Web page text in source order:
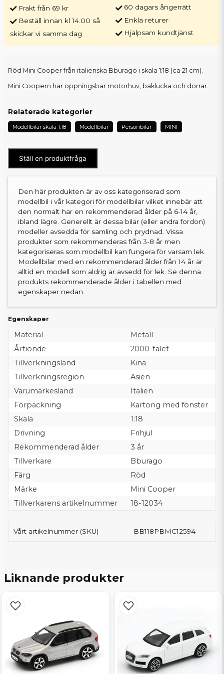
Frakt från 69 kr
Beställ innan kl 14.00 så
skickar vi samma dag
60 dagars ångerrätt
Enkla returer
Hjälpsam kundtjänst
Röd Mini Cooper från italienska Bburago i skala 1:18 (ca 21 cm).
Mini Coopern har öppningsbar motorhuv, baklucka och dörrar.
Relaterade kategorier
Modellbilar skala 1:18 Modellbilar Personbilar MINI
Ställ en produktfråga
Den här produkten är av oss kategoriserad som
modellbil i vår kategori för modellbilar vilket innebär att
den normalt har en rekommenderad ålder på 6-14 år,
ibland lägre. Generellt är dessa bilar (eller andra fordon)
modeller avsedda för samling och prydnad. Vissa
produkter som rekommenderas från 3-8 år men
kategoriseras som modellbil kan fungera för varsam lek.
Modellbilar med en rekommenderad ålder från 14 år är
alltid en modell som aldrig är avsedd för lek. Se denna
produkts rekommenderade ålder i tabellen med
egenskaper nedan.
Egenskaper
Material
Metall
Årtionde
2000-talet
Tillverkningsland
Kina
Tillverkningsregion
Asien
Varumärkesland
Italien
Förpackning
Kartong med fönster
Skala
1:18
Drivning
Frihjul
Rekommenderad ålder
3 år
Tillverkare
Bburago
Färg
Röd
Märke
Mini Cooper
Tillverkarens artikelnummer
18-12034
Vårt artikelnummer (SKU) BB118PBMC12594
Liknande produkter